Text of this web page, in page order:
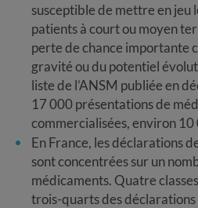
susceptible de mettre en jeu
patients à court ou moyen
perte de chance importante
gravité ou du potentiel
liste de l’ANSM publiée en
17 000 présentations de
commercialisées, environ
En France, les déclarations
sont concentrées sur un
médicaments. Quatre
trois-quarts des déclarations